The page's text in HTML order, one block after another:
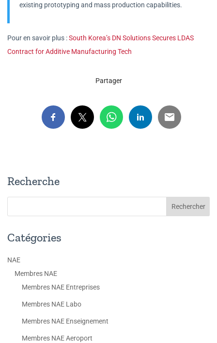
existing prototyping and mass production capabilities.
Pour en savoir plus :South Korea’s DN Solutions Secures LDAS
Contract for Additive Manufacturing Tech
Partager
Recherche
Catégories
NAE
Membres NAE
Membres NAE Entreprises
Membres NAE Labo
Membres NAE Enseignement
Membres NAE Aeroport